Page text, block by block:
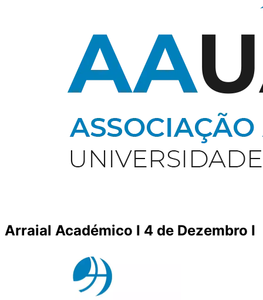
Arraial Académico I 4 de Dezembro I